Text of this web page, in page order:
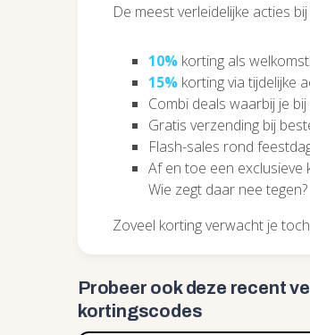
De meest verleidelijke acties
10% korting als
15% korting via tijdelijke
Combi deals waarbij je
Gratis verzending bij
Flash-sales rond
Af en toe een exclusieve
Wie zegt daar nee tegen?
Zoveel korting verwacht je
Probeer ook deze recent
kortingscodes